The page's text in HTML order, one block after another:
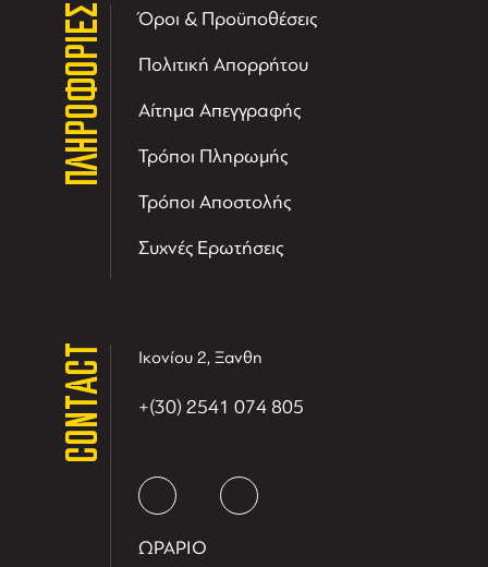
ΠΛΗΡΟΦΟΡΙΕΣ Όροι & Προϋποθέσεις
Πολιτική Απορρήτου
Αίτημα Απεγγραφής
Τρόποι Πληρωμής
Τρόποι Αποστολής
Συχνές Ερωτήσεις
CONTACT Ικονίου 2, Ξανθη
+(30) 2541 074 805
ΩΡΑΡΙΟ